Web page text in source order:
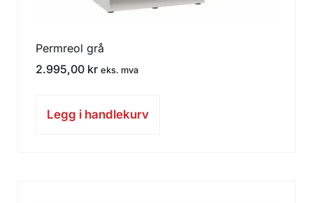
Permreol grå
2.995,00 kr eks. mva
Legg i handlekurv